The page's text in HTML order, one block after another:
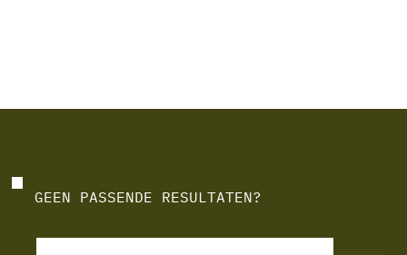
GEEN PASSENDE RESULTATEN?